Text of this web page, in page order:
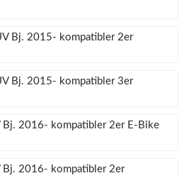
Bj. 2015- kompatibler 2er
Bj. 2015- kompatibler 3er
Bj. 2016- kompatibler 2er E-Bike
Bj. 2016- kompatibler 2er